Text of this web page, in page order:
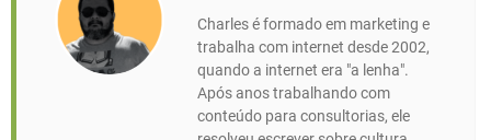
Charles é formado em marketing e
trabalha com internet desde 2002,
quando a internet era "a lenha".
Após anos trabalhando com
conteúdo para consultorias, ele